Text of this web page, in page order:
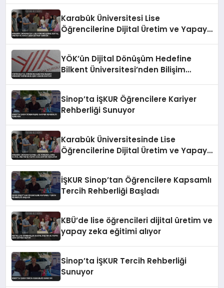
Karabük Üniversitesi Lise
Öğrencilerine Dijital Üretim ve Yapay
YÖK’ün Dijital Dönüşüm Hedefine
Bilkent Üniversitesi’nden Bilişim
Sinop’ta İŞKUR Öğrencilere Kariyer
Rehberliği Sunuyor
Karabük Üniversitesinde Lise
Öğrencilerine Dijital Üretim ve Yapay
İŞKUR Sinop’tan Öğrencilere Kapsamlı
Tercih Rehberliği Başladı
KBÜ’de lise öğrencileri dijital üretim ve
yapay zeka eğitimi alıyor
Sinop’ta İŞKUR Tercih Rehberliği
Sunuyor